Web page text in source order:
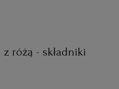
różą - składniki